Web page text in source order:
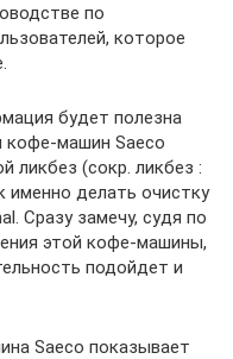
по
которое
будет полезна
кофе-машин Saeco
ликбез (сокр. ликбез :
именно делать очистку
Сразу замечу, судя по
этой кофе-машины,
подойдет и
Saeco показывает